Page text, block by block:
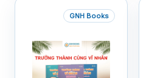
GNH Books